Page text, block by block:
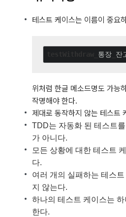
테스트 케이스는 이름이 중요
통장_ 잔
위처럼 한글 메소드명도 가능
작명해야 한다.
제대로 동작하지 않는 테스트
TDD는 자동화 된 테스트
가 아니다.
모든 상황에 대한 테스트
다.
여러 개의 실패하는 테스
지 않는다.
하나의 테스트 케이스는
한다.